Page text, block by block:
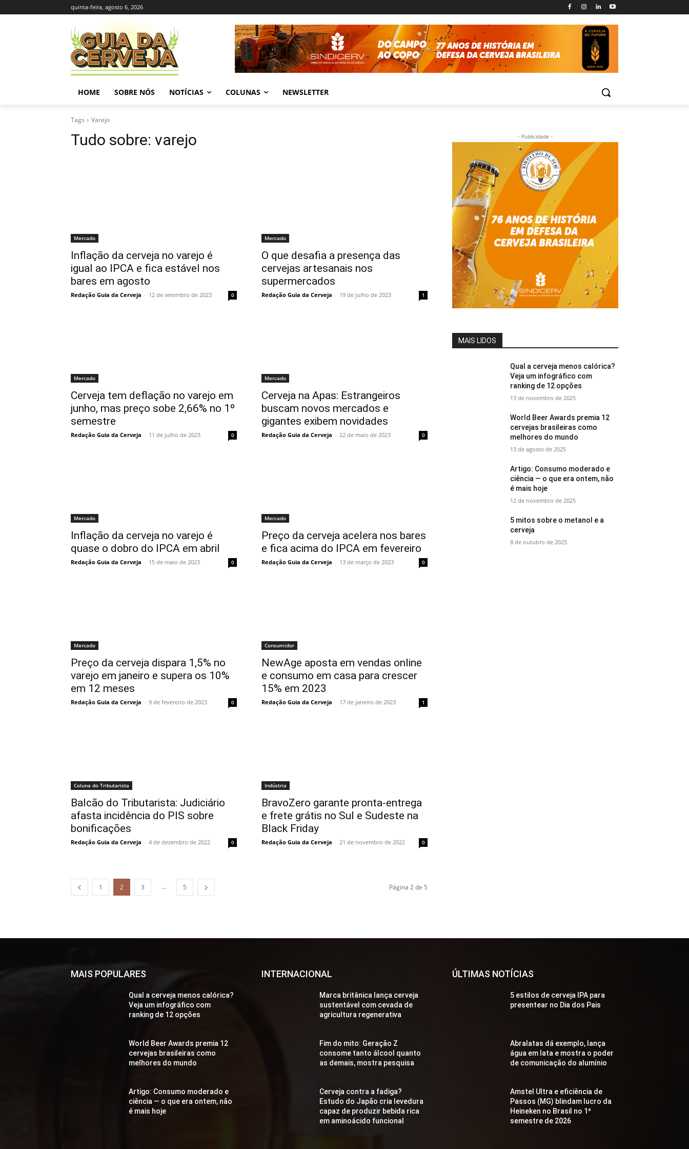
quinta-feira, agosto 6, 2026
HOME SOBRE NÓS NOTÍCIAS COLUNAS NEWSLETTER
Tags Varejo
Tudo sobre: varejo
Mercado
Inflação da cerveja no varejo é
igual ao IPCA e fica estável nos
bares em agosto
Redação Guia da Cerveja - 12 de setembro de 2023 0
Mercado
O que desafia a presença das
cervejas artesanais nos
supermercados
Redação Guia da Cerveja - 19 de julho de 2023 1
Mercado
Cerveja tem deflação no varejo em
junho, mas preço sobe 2,66% no 1º
semestre
Redação Guia da Cerveja - 11 de julho de 2023 0
Mercado
Cerveja na Apas: Estrangeiros
buscam novos mercados e
gigantes exibem novidades
Redação Guia da Cerveja - 22 de maio de 2023 0
Mercado
Inflação da cerveja no varejo é
quase o dobro do IPCA em abril
Redação Guia da Cerveja - 15 de maio de 2023 0
Mercado
Preço da cerveja acelera nos bares
e fica acima do IPCA em fevereiro
Redação Guia da Cerveja - 13 de março de 2023 0
Mercado
Preço da cerveja dispara 1,5% no
varejo em janeiro e supera os 10%
em 12 meses
Redação Guia da Cerveja - 9 de fevereiro de 2023 0
Consumidor
NewAge aposta em vendas online
e consumo em casa para crescer
15% em 2023
Redação Guia da Cerveja - 17 de janeiro de 2023 1
Coluna do Tributarista
Balcão do Tributarista: Judiciário
afasta incidência do PIS sobre
bonificações
Redação Guia da Cerveja - 4 de dezembro de 2022 0
Indústria
BravoZero garante pronta-entrega
e frete grátis no Sul e Sudeste na
Black Friday
Redação Guia da Cerveja - 21 de novembro de 2022 0
1 2 3 ... 5 Página 2 de 5
- Publicidade -
MAIS LIDOS
Qual a cerveja menos calórica?
Veja um infográfico com
ranking de 12 opções
13 de novembro de 2025
World Beer Awards premia 12
cervejas brasileiras como
melhores do mundo
13 de agosto de 2025
Artigo: Consumo moderado e
ciência — o que era ontem, não
é mais hoje
12 de novembro de 2025
5 mitos sobre o metanol e a
cerveja
8 de outubro de 2025
MAIS POPULARES
Qual a cerveja menos calórica?
Veja um infográfico com
ranking de 12 opções
World Beer Awards premia 12
cervejas brasileiras como
melhores do mundo
Artigo: Consumo moderado e
ciência — o que era ontem, não
é mais hoje
INTERNACIONAL
Marca britânica lança cerveja
sustentável com cevada de
agricultura regenerativa
Fim do mito: Geração Z
consome tanto álcool quanto
as demais, mostra pesquisa
Cerveja contra a fadiga?
Estudo do Japão cria levedura
capaz de produzir bebida rica
em aminoácido funcional
ÚLTIMAS NOTÍCIAS
5 estilos de cerveja IPA para
presentear no Dia dos Pais
Abralatas dá exemplo, lança
água em lata e mostra o poder
de comunicação do alumínio
Amstel Ultra e eficiência de
Passos (MG) blindam lucro da
Heineken no Brasil no 1º
semestre de 2026